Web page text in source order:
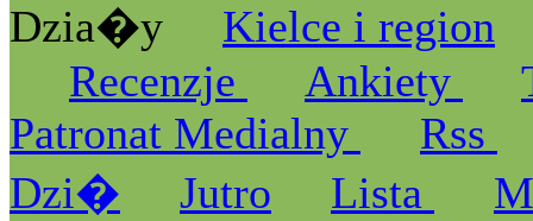
Dzia�y
Kielce i region
Recenzje
Ankiety
Patronat Medialny
Rss
Dzi�
Jutro Lista